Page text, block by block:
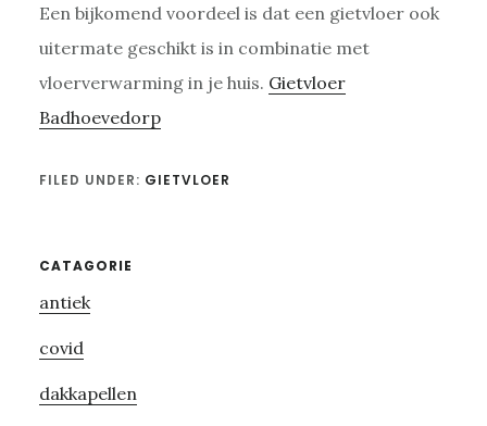
Een bijkomend voordeel is dat een gietvloer ook
uitermate geschikt is in combinatie met
vloerverwarming in je huis. Gietvloer
Badhoevedorp
FILED UNDER: GIETVLOER
Primary
Sidebar
CATAGORIE
antiek
covid
dakkapellen